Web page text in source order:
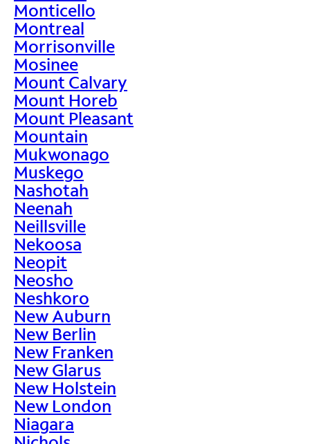
Monticello
Montreal
Morrisonville
Mosinee
Mount Calvary
Mount Horeb
Mount Pleasant
Mountain
Mukwonago
Muskego
Nashotah
Neenah
Neillsville
Nekoosa
Neopit
Neosho
Neshkoro
New Auburn
New Berlin
New Franken
New Glarus
New Holstein
New London
Niagara